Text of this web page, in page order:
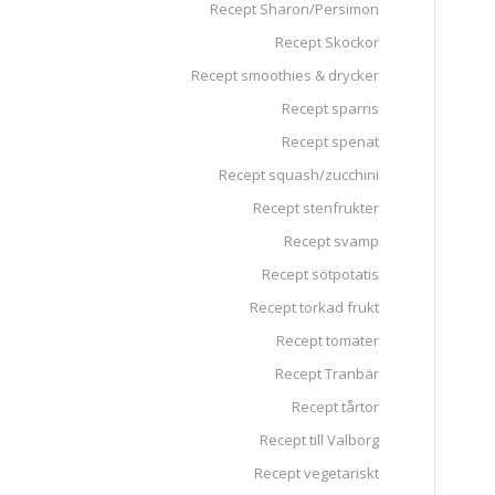
Recept Sharon/Persimon
Recept Skockor
Recept smoothies & drycker
Recept sparris
Recept spenat
Recept squash/zucchini
Recept stenfrukter
Recept svamp
Recept sötpotatis
Recept torkad frukt
Recept tomater
Recept Tranbär
Recept tårtor
Recept till Valborg
Recept vegetariskt